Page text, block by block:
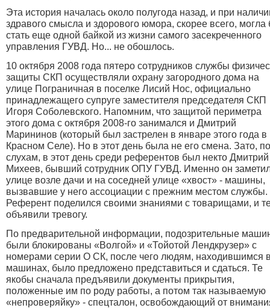
Эта история началась около полугода назад, и при
здравого смысла и здорового юмора, скорее всего, могла
стать еще одной байкой из жизни самого засекреченного
управления ГУВД. Но... не обошлось.
10 октября 2008 года пятеро сотрудников службы
защиты СКП осуществляли охрану загородного дома на
улице Пограничная в поселке Лисий Нос, официально
принадлежащего супруге заместителя председателя СКП
Игоря Соболевского. Напомним, что защитой периметра
этого дома с октября 2008-го занимался и Дмитрий
Марининов (который был застрелен в январе этого года в
Красном Селе). Но в этот день была не его смена. Зато, по
слухам, в этот день среди референтов был некто Дмитрий
Михеев, бывший сотрудник ОПУ ГУВД. Именно он
улице возле дачи и на соседней улице «хвост» - машины,
вызвавшие у него ассоциации с прежним местом службы.
Референт поделился своими знаниями с товарищами, и
объявили тревогу.
По предварительной информации, подозрительные
были блокированы «Волгой» и «Тойотой Лендкрузер» с
номерами серии О СК, после чего людям, находившимся
машинах, было предложено представиться и сдаться. Те
якобы сначала предъявили документы прикрытия,
положенные им по роду работы, а потом так называемую
«непроверяйку» - спецталон, освобождающий от